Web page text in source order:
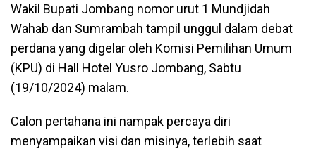
Wakil Bupati Jombang nomor urut 1 Mundjidah
Wahab dan Sumrambah tampil unggul dalam debat
perdana yang digelar oleh Komisi Pemilihan Umum
(KPU) di Hall Hotel Yusro Jombang, Sabtu
(19/10/2024) malam.
Calon pertahana ini nampak percaya diri
menyampaikan visi dan misinya, terlebih saat